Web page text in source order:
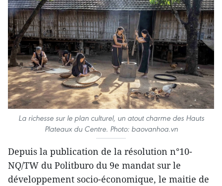
La richesse sur le plan culturel, un atout charme des Hauts
Plateaux du Centre. Photo: baovanhoa.vn
Depuis la publication de la résolution n°10-
NQ/TW du Politburo du 9e mandat sur le
développement socio-économique, le maitie de